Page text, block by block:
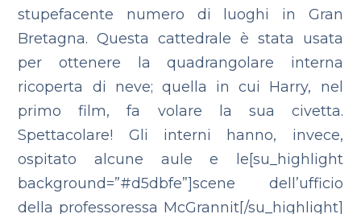
stupefacente numero di luoghi in Gran
Bretagna. Questa cattedrale è stata usata
per ottenere la quadrangolare interna
ricoperta di neve; quella in cui Harry, nel
primo film, fa volare la sua civetta.
Spettacolare! Gli interni hanno, invece,
ospitato alcune aule e le[su_highlight
background=”#d5dbfe”]scene dell’ufficio
della professoressa McGrannit[/su_highlight]